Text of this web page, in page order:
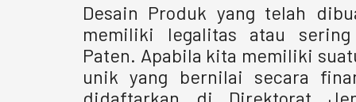
Desain Produk yang telah
memiliki legalitas atau
Paten. Apabila kita memiliki
unik yang bernilai secara